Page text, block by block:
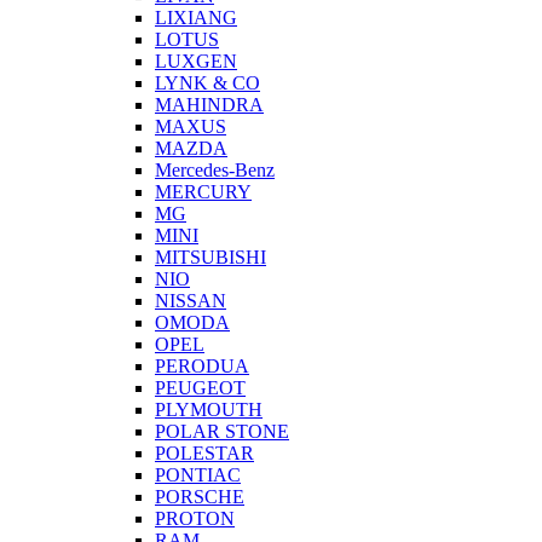
LIXIANG
LOTUS
LUXGEN
LYNK & CO
MAHINDRA
MAXUS
MAZDA
Mercedes-Benz
MERCURY
MG
MINI
MITSUBISHI
NIO
NISSAN
OMODA
OPEL
PERODUA
PEUGEOT
PLYMOUTH
POLAR STONE
POLESTAR
PONTIAC
PORSCHE
PROTON